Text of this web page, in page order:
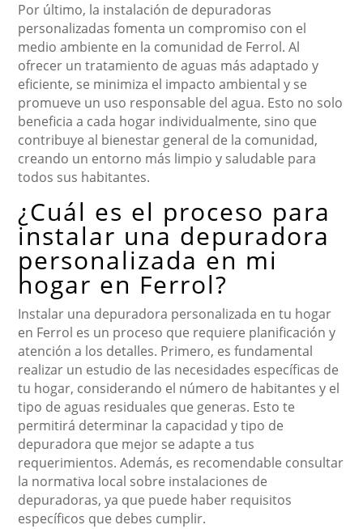
Por último, la instalación de depuradoras
personalizadas fomenta un compromiso con el
medio ambiente en la comunidad de Ferrol. Al
ofrecer un tratamiento de aguas más adaptado y
eficiente, se minimiza el impacto ambiental y se
promueve un uso responsable del agua. Esto no solo
beneficia a cada hogar individualmente, sino que
contribuye al bienestar general de la comunidad,
creando un entorno más limpio y saludable para
todos sus habitantes.
¿Cuál es el proceso para
instalar una depuradora
personalizada en mi
hogar en Ferrol?
Instalar una depuradora personalizada en tu hogar
en Ferrol es un proceso que requiere planificación y
atención a los detalles. Primero, es fundamental
realizar un estudio de las necesidades específicas de
tu hogar, considerando el número de habitantes y el
tipo de aguas residuales que generas. Esto te
permitirá determinar la capacidad y tipo de
depuradora que mejor se adapte a tus
requerimientos. Además, es recomendable consultar
la normativa local sobre instalaciones de
depuradoras, ya que puede haber requisitos
específicos que debes cumplir.